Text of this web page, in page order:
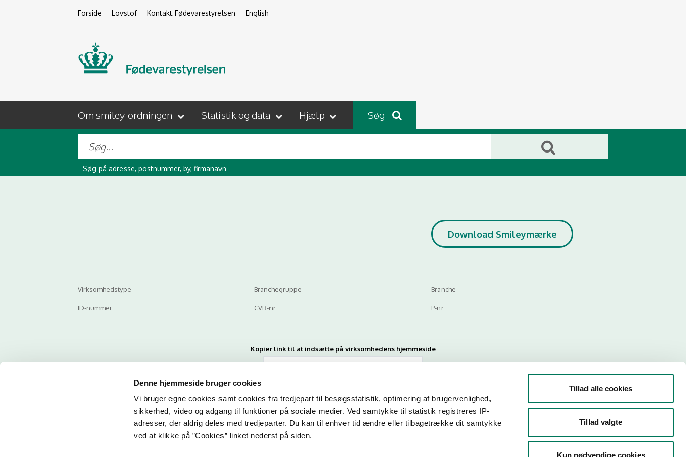
Denne hjemmeside bruger cookies
Vi bruger egne cookies samt cookies fra tredjepart til besøgsstatistik, optimering af brugervenlighed,
sikkerhed, video og adgang til funktioner på sociale medier. Ved samtykke til statistik registreres IP-
adresser, der aldrig deles med tredjeparter. Du kan til enhver tid ændre eller tilbagetrække dit samtykke
ved at klikke på ”Cookies” linket nederst på siden.
Tillad alle cookies
Tillad valgte
Kun nødvendige cookies
Forside Lovstof Kontakt Fødevarestyrelsen English
Om smiley-ordningen Statistik og data Hjælp Søg
Søg på adresse, postnummer, by, firmanavn
Download Smileymærke
Virksomhedstype Branchegruppe Branche
ID-nummer CVR-nr P-nr
Kopier link til at indsætte på virksomhedens hjemmeside
Email
Her kan du indtaste din mail og abonnere på denne virksomheds kontrolrapporter. Så